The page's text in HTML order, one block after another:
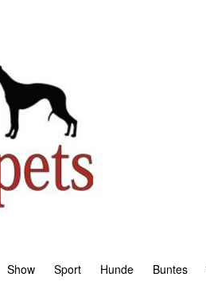
Show Sport Hunde Buntes